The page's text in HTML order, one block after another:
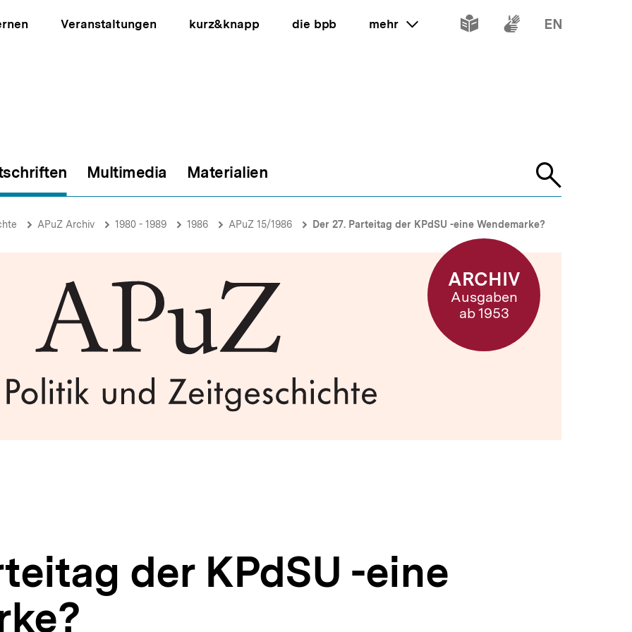
Veranstaltungen kurz&knapp die bpb mehr ein oder ausklappen
Inhalte Inhalte
Multimedia Materialien
Suche
APuZ Archiv 1980 - 1989 1986 APuZ 15/1986 Der 27. Parteitag der KPdSU -eine Wendemarke?
ARCHIV
Ausgaben
ab 1953
der KPdSU -eine